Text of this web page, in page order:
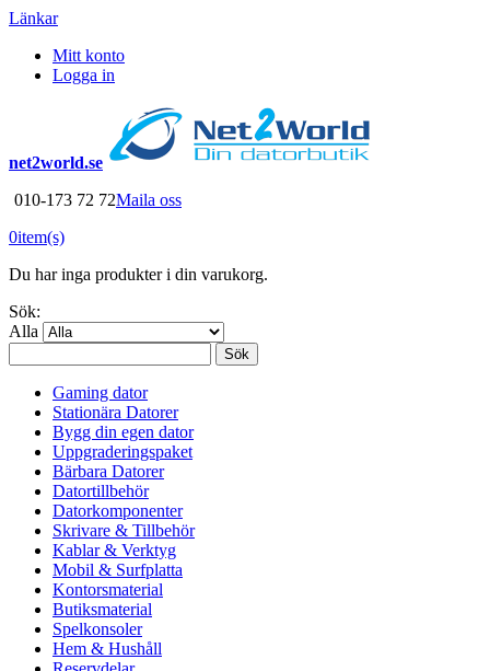
Länkar
Mitt konto
Logga in
net2world.se
010-173 72 72Maila oss
0item(s)
Du har inga produkter i din varukorg.
Sök:
Alla
Sök
Gaming dator
Stationära Datorer
Bygg din egen dator
Uppgraderingspaket
Bärbara Datorer
Datortillbehör
Datorkomponenter
Skrivare & Tillbehör
Kablar & Verktyg
Mobil & Surfplatta
Kontorsmaterial
Butiksmaterial
Spelkonsoler
Hem & Hushåll